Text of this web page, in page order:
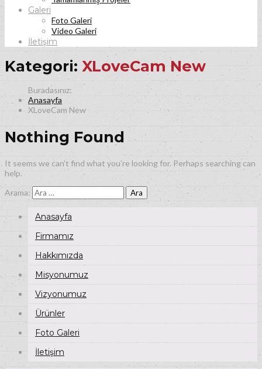
Galeri
Foto Galeri
Video Galeri
İletişim
Kategori: XLoveCam New
Anasayfa
XLoveCam New
Nothing Found
It seems we can’t find what you’re looking for. Perhaps searching can
help.
Arama:
Anasayfa
Firmamız
Hakkımızda
Misyonumuz
Vizyonumuz
Ürünler
Foto Galeri
İletişim